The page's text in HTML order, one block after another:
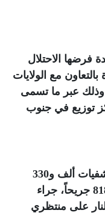
فرضها الاحتلال
مع الولايات
وذلك عبر ما تسمى
الإنسانية" في 4 مراكز توزيع في جنوب
ومنذ بدء هذه الآلية وصل إلى المستشفيات ألف و330
شهيداً فلسطينياً وأكثر من 8 آلاف و818 جريحاً، جراء
على منتظري